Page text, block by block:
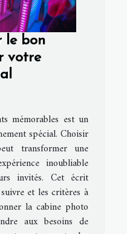
le bon
votre
mémorables est un
spécial. Choisir
transformer une
inoubliable
invités. Cet écrit
et les critères à
la cabine photo
aux besoins de